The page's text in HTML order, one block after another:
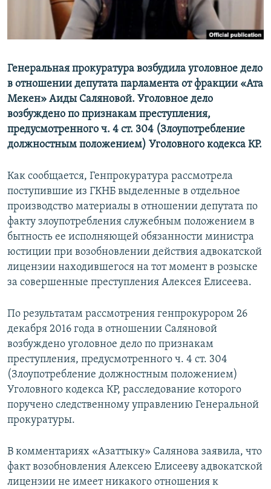
Генеральная прокуратура возбудила уголовное дело
в отношении депутата парламента от фракции «Ата
Мекен» Аиды Саляновой. Уголовное дело
возбуждено по признакам преступления,
предусмотренного ч. 4 ст. 304 (Злоупотребление
должностным положением) Уголовного кодекса КР.
Как сообщается, Генпрокуратура рассмотрела
поступившие из ГКНБ выделенные в отдельное
производство материалы в отношении депутата по
факту злоупотребления служебным положением в
бытность ее исполняющей обязанности министра
юстиции при возобновлении действия адвокатской
лицензии находившегося на тот момент в розыске
за совершенные преступления Алексея Елисеева.
По результатам рассмотрения генпрокурором 26
декабря 2016 года в отношении Саляновой
возбуждено уголовное дело по признакам
преступления, предусмотренного ч. 4 ст. 304
(Злоупотребление должностным положением)
Уголовного кодекса КР, расследование которого
поручено следственному управлению Генеральной
прокуратуры.
В комментариях «Азаттыку» Салянова заявила, что
факт возобновления Алексею Елисееву адвокатской
лицензии не имеет никакого отношения к